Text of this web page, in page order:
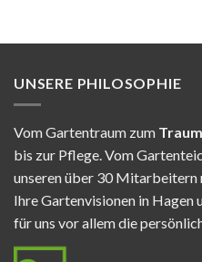
UNSERE PHILOSOPHIE
Vom Gartentraum zum
bis zur Pflege. Vom
unseren über 30 Mitarbeitern
Ihre Gartenvisionen in Hagen
für uns vor allem die